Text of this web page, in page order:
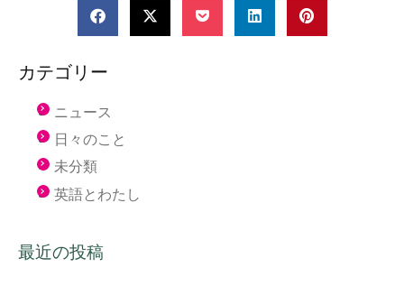
カテゴリー
ニュース
日々のこと
未分類
英語とわたし
最近の投稿